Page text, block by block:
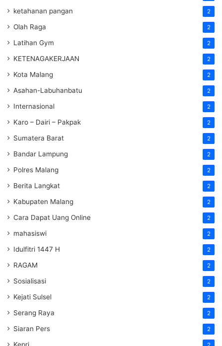
ketahanan pangan 2
Olah Raga 2
Latihan Gym 2
KETENAGAKERJAAN 2
Kota Malang 2
Asahan-Labuhanbatu 2
Internasional 2
Karo – Dairi – Pakpak 2
Sumatera Barat 2
Bandar Lampung 2
Polres Malang 2
Berita Langkat 2
Kabupaten Malang 2
Cara Dapat Uang Online 2
mahasiswi 2
Idulfitri 1447 H 2
RAGAM 2
Sosialisasi 2
Kejati Sulsel 2
Serang Raya 2
Siaran Pers 2
Kepri